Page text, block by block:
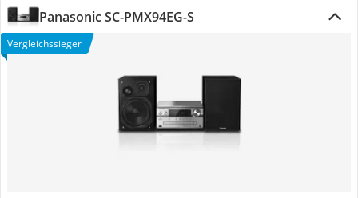
Panasonic SC-PMX94EG-S
Vergleichssieger